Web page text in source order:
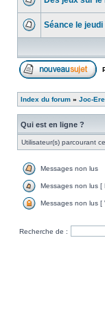
Séance le
Index du forum » Joc-Ere
Qui est en ligne ?
Utilisateur(s) parcourant
Messages non lus
Messages non lus [
Messages non lus [
Recherche de :